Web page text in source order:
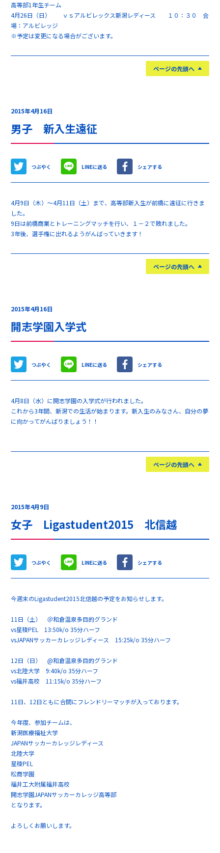
高等部1年生チーム
4月26日（日） ｖｓアルビレックス新潟レディース １０：３０ 会
場：アルビレッジ
※予定は変更になる場合がございます。
ページの先頭へ
2015年4月16日
男子 新入生遠征
つぶやく LINEに送る シェアする
4月9日（木）～4月11日（土）まで、高等部新入生が前橋に遠征に行きま
した。
9日は前橋商業とトレーニングマッチを行い、１－２で敗れました。
3年後、選手権に出れるようがんばっていきます！
ページの先頭へ
2015年4月16日
開志学園入学式
つぶやく LINEに送る シェアする
4月8日（水）に開志学園の入学式が行われました。
これから3年間、新潟での生活が始まります。新入生のみなさん、自分の夢
に向かってがんばりましょう！！
ページの先頭へ
2015年4月9日
女子 Ligastudent2015 北信越
つぶやく LINEに送る シェアする
今週末のLigastudent2015北信越の予定をお知らせします。
11日（土） ＠和倉温泉多目的グランド
vs星稜PEL 13:50k/o 35分ハーフ
vsJAPANサッカーカレッジレディース 15:25k/o 35分ハーフ
12日（日） @和倉温泉多目的グランド
vs北陸大学 9:40k/o 35分ハーフ
vs福井高校 11:15k/o 35分ハーフ
11日、12日ともに合間にフレンドリーマッチが入っております。
今年度、参加チームは、
新潟医療福祉大学
JAPANサッカーカレッジレディース
北陸大学
星稜PEL
松商学園
福井工大附属福井高校
開志学園JAPANサッカーカレッジ高等部
となります。
よろしくお願いします。